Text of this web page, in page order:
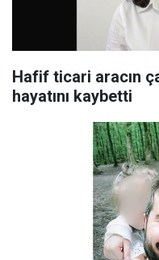
Hafif ticari aracın
hayatını kaybetti